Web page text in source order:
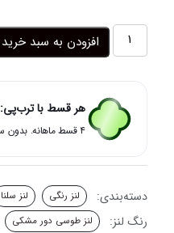
لنز
طوسی
مشکی
گری
گرین
عدد
افزودن به سبد خرید
هر قسط با ترب‌پی:
۴ قسط ماهانه. بدون سود، چک و ضامن.
دسته‌بندی: لنز رنگی لنز سلنا
رنگ لنز: لنز طوسی دور مشکی